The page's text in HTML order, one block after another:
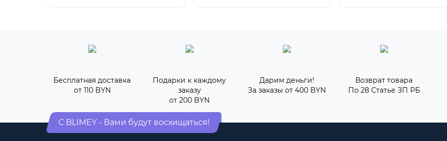
Бесплатная доставка
от 110 BYN
Подарки к каждому
заказу
от 200 BYN
Дарим деньги!
За заказы от 400 BYN
Возврат товара
По 28 Статье ЗП РБ
С BLIMEY - Вами будут восхищаться!